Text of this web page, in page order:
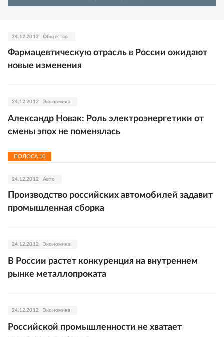
24.12.2012 Общество
Фармацевтическую отрасль в России ожидают
новые изменения
24.12.2012 Экономика
Александр Новак: Роль электроэнергетики от
смены эпох не поменялась
ПОЛОСА 10
24.12.2012 Авто
Производство российских автомобилей задавит
промышленная сборка
24.12.2012 Экономика
В России растет конкуренция на внутреннем
рынке металлопроката
24.12.2012 Экономика
Российской промышленности не хватает